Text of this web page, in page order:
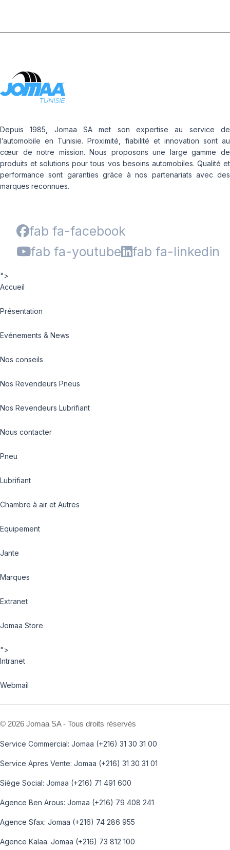
Depuis 1985, Jomaa SA met son expertise au service de
l’automobile en Tunisie. Proximité, fiabilité et innovation sont au
cœur de notre mission. Nous proposons une large gamme de
produits et solutions pour tous vos besoins automobiles. Qualité et
performance sont garanties grâce à nos partenariats avec des
marques reconnues.
fab fa-facebook
fab fa-youtube
fab fa-linkedin
">
Accueil
Présentation
Evénements & News
Nos conseils
Nos Revendeurs Pneus
Nos Revendeurs Lubrifiant
Nous contacter
Pneu
Lubrifiant
Chambre à air et Autres
Equipement
Jante
Marques
Extranet
Jomaa Store
">
Intranet
Webmail
© 2026 Jomaa SA - Tous droits réservés
Service Commercial: Jomaa (+216) 31 30 31 00
Service Apres Vente: Jomaa (+216) 31 30 31 01
Siège Social: Jomaa (+216) 71 491 600
Agence Ben Arous: Jomaa (+216) 79 408 241
Agence Sfax: Jomaa (+216) 74 286 955
Agence Kalaa: Jomaa (+216) 73 812 100